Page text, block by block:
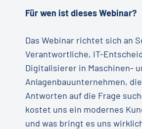
Für wen ist dieses Webinar?
Das Webinar richtet sich an
Verantwortliche, IT-
Digitalisierer in Maschinen-
Anlagenbauunternehmen,
Antworten auf die Frage
kostet uns ein modernes
und was bringt es uns